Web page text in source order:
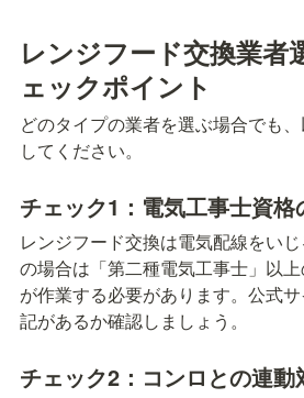
レンジフード交換業者
ェックポイント
どのタイプの業者を選ぶ場合でも
してください。
チェック1：電気工事士資格
レンジフード交換は電気配線をい
の場合は「第二種電気工事士」以
が作業する必要があります。公式
記があるか確認しましょう。
チェック2：コンロとの連動